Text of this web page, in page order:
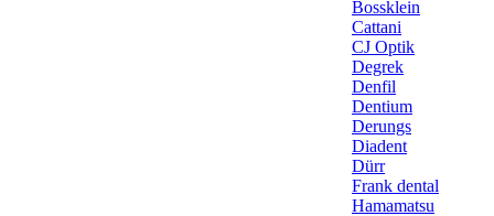
Bossklein
Cattani
CJ Optik
Degrek
Denfil
Dentium
Derungs
Diadent
Dürr
Frank dental
Hamamatsu